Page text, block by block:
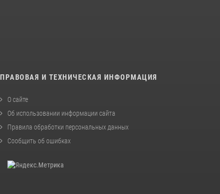
ПРАВОВАЯ И ТЕХНИЧЕСКАЯ ИНФОРМАЦИЯ
О сайте
Об использовании информации сайта
Правила обработки персональных данных
Сообщить об ошибках